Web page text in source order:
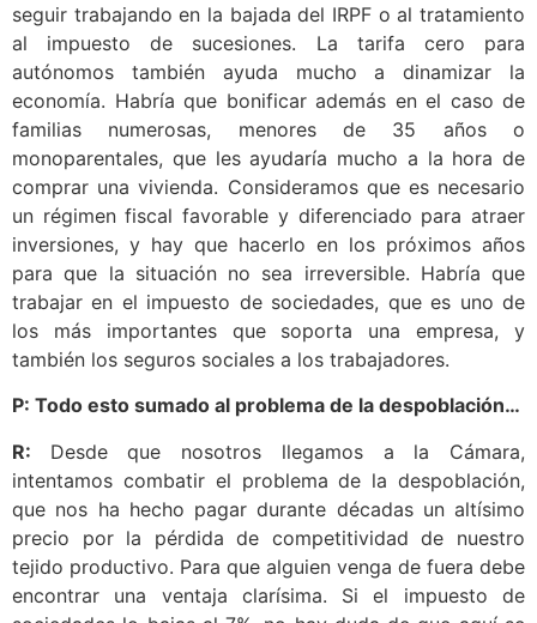
seguir trabajando en la bajada del IRPF o al tratamiento
al impuesto de sucesiones. La tarifa cero para
autónomos también ayuda mucho a dinamizar la
economía. Habría que bonificar además en el caso de
familias numerosas, menores de 35 años o
monoparentales, que les ayudaría mucho a la hora de
comprar una vivienda. Consideramos que es necesario
un régimen fiscal favorable y diferenciado para atraer
inversiones, y hay que hacerlo en los próximos años
para que la situación no sea irreversible. Habría que
trabajar en el impuesto de sociedades, que es uno de
los más importantes que soporta una empresa, y
también los seguros sociales a los trabajadores.
P: Todo esto sumado al problema de la despoblación…
R: Desde que nosotros llegamos a la Cámara,
intentamos combatir el problema de la despoblación,
que nos ha hecho pagar durante décadas un altísimo
precio por la pérdida de competitividad de nuestro
tejido productivo. Para que alguien venga de fuera debe
encontrar una ventaja clarísima. Si el impuesto de